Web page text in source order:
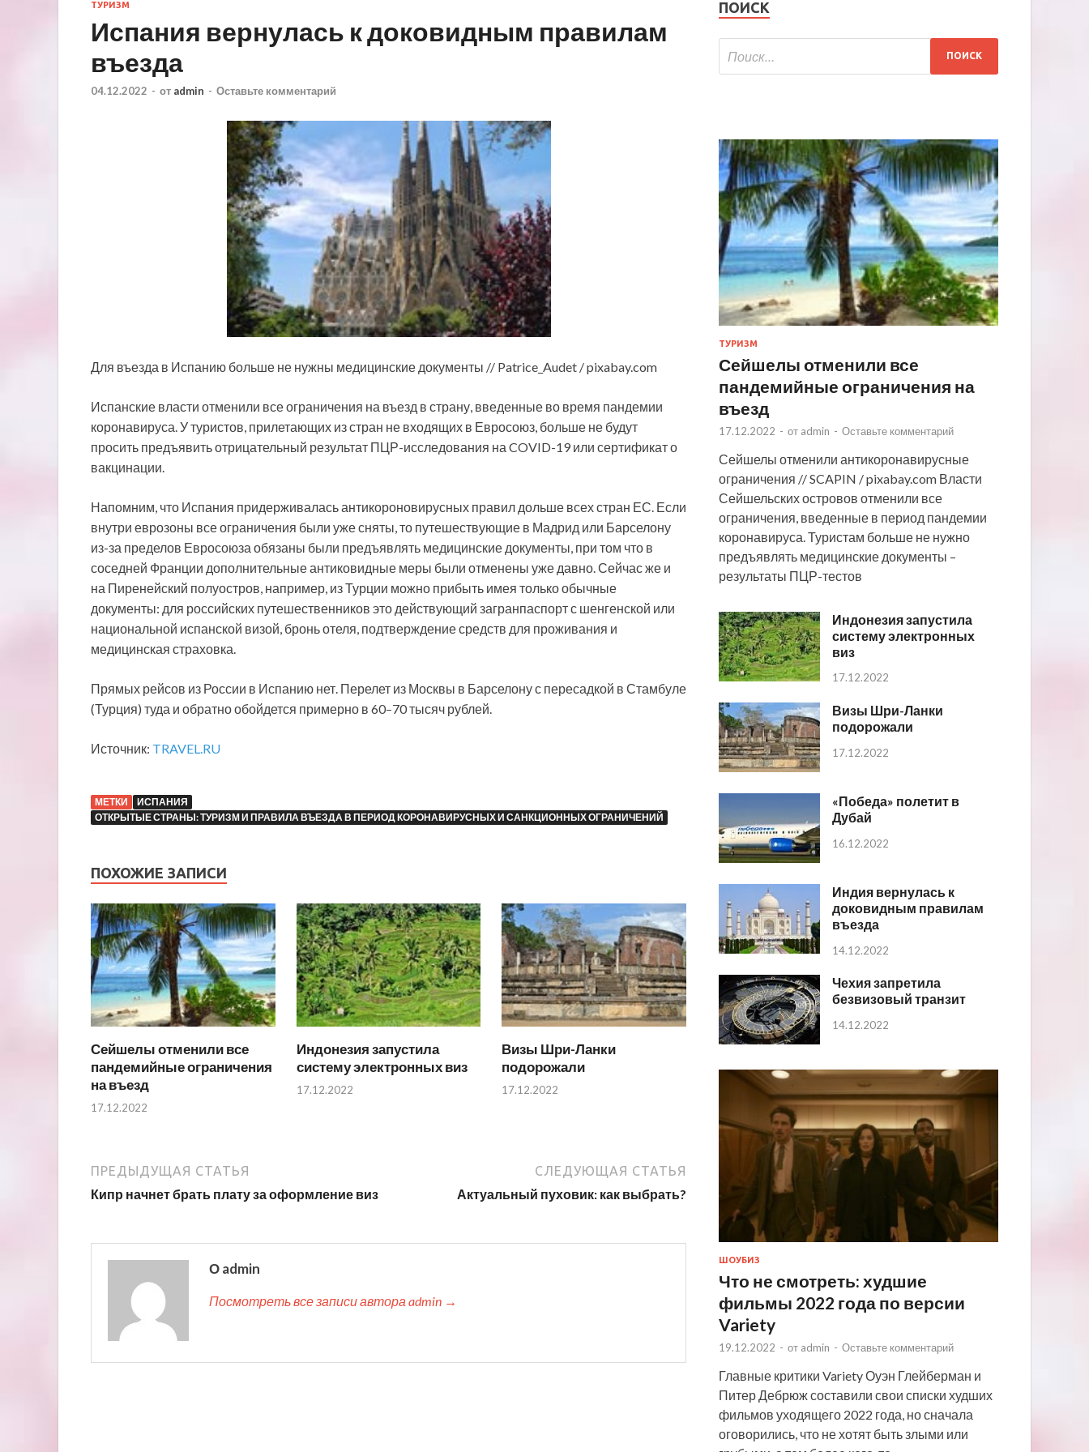
ТУРИЗМ
Испания вернулась к доковидным правилам
въезда
04.12.2022 - от admin - Оставьте комментарий
Для въезда в Испанию больше не нужны медицинские документы // Patrice_Audet / pixabay.com
Испанские власти отменили все ограничения на въезд в страну, введенные во время пандемии
коронавируса. У туристов, прилетающих из стран не входящих в Евросоюз, больше не будут
просить предъявить отрицательный результат ПЦР-исследования на COVID-19 или сертификат о
вакцинации.
Напомним, что Испания придерживалась антикороновирусных правил дольше всех стран ЕС. Если
внутри еврозоны все ограничения были уже сняты, то путешествующие в Мадрид или Барселону
из-за пределов Евросоюза обязаны были предъявлять медицинские документы, при том что в
соседней Франции дополнительные антиковидные меры были отменены уже давно. Сейчас же и
на Пиренейский полуостров, например, из Турции можно прибыть имея только обычные
документы: для российских путешественников это действующий загранпаспорт с шенгенской или
национальной испанской визой, бронь отеля, подтверждение средств для проживания и
медицинская страховка.
Прямых рейсов из России в Испанию нет. Перелет из Москвы в Барселону с пересадкой в Стамбуле
(Турция) туда и обратно обойдется примерно в 60–70 тысяч рублей.
Источник: TRAVEL.RU
МЕТКИ
ИСПАНИЯ
ОТКРЫТЫЕ СТРАНЫ: ТУРИЗМ И ПРАВИЛА ВЪЕЗДА В ПЕРИОД КОРОНАВИРУСНЫХ И САНКЦИОННЫХ ОГРАНИЧЕНИЙ
ПОХОЖИЕ ЗАПИСИ
Сейшелы отменили все
пандемийные ограничения
на въезд
17.12.2022
Индонезия запустила
систему электронных виз
17.12.2022
Визы Шри-Ланки
подорожали
17.12.2022
ПРЕДЫДУЩАЯ СТАТЬЯ
Кипр начнет брать плату за оформление виз
СЛЕДУЮЩАЯ СТАТЬЯ
Актуальный пуховик: как выбрать?
О admin
Посмотреть все записи автора admin →
ПОИСК
ТУРИЗМ
Сейшелы отменили все
пандемийные ограничения на
въезд
17.12.2022 - от admin - Оставьте комментарий
Сейшелы отменили антикоронавирусные
ограничения // SCAPIN / pixabay.com Власти
Сейшельских островов отменили все
ограничения, введенные в период пандемии
коронавируса. Туристам больше не нужно
предъявлять медицинские документы –
результаты ПЦР-тестов
Индонезия запустила
систему электронных
виз
17.12.2022
Визы Шри-Ланки
подорожали
17.12.2022
«Победа» полетит в
Дубай
16.12.2022
Индия вернулась к
доковидным правилам
въезда
14.12.2022
Чехия запретила
безвизовый транзит
14.12.2022
ШОУБИЗ
Что не смотреть: худшие
фильмы 2022 года по версии
Variety
19.12.2022 - от admin - Оставьте комментарий
Главные критики Variety Оуэн Глейберман и
Питер Дебрюж составили свои списки худших
фильмов уходящего 2022 года, но сначала
оговорились, что не хотят быть злыми или